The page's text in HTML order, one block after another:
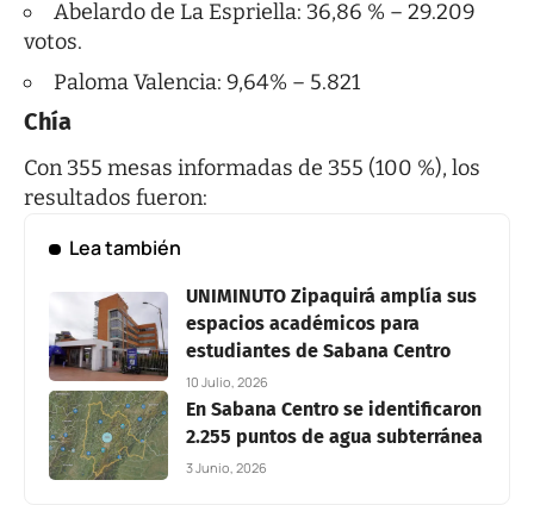
Abelardo de La Espriella: 36,86 % – 29.209
votos.
Paloma Valencia: 9,64% – 5.821
Chía
Con 355 mesas informadas de 355 (100 %), los
resultados fueron:
Lea también
UNIMINUTO Zipaquirá amplía sus
espacios académicos para
estudiantes de Sabana Centro
10 Julio, 2026
En Sabana Centro se identificaron
2.255 puntos de agua subterránea
3 Junio, 2026